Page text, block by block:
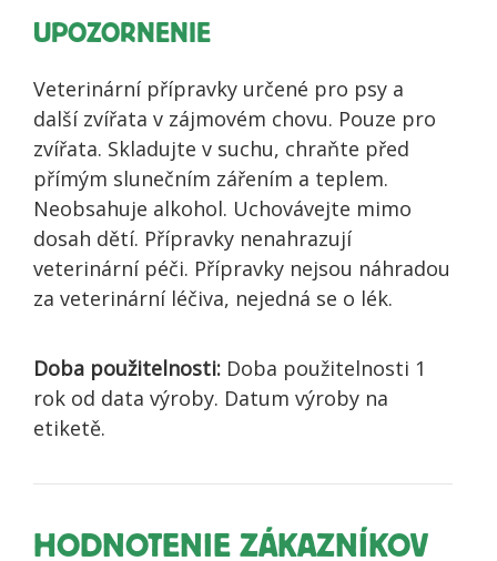
UPOZORNENIE
Veterinární přípravky určené pro psy a
další zvířata v zájmovém chovu. Pouze pro
zvířata. Skladujte v suchu, chraňte před
přímým slunečním zářením a teplem.
Neobsahuje alkohol. Uchovávejte mimo
dosah dětí. Přípravky nenahrazují
veterinární péči. Přípravky nejsou náhradou
za veterinární léčiva, nejedná se o lék.
Doba použitelnosti: Doba použitelnosti 1
rok od data výroby. Datum výroby na
etiketě.
HODNOTENIE ZÁKAZNÍKOV